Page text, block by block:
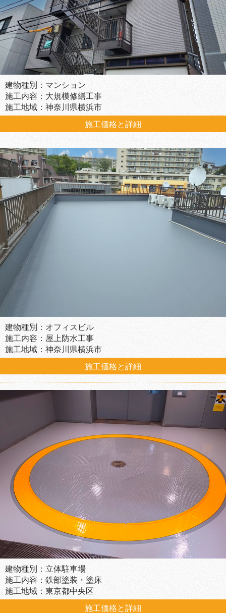
建物種別：マンション
施工内容：大規模修繕工事
施工地域：神奈川県横浜市
施工価格と詳細
建物種別：オフィスビル
施工内容：屋上防水工事
施工地域：神奈川県横浜市
施工価格と詳細
建物種別：立体駐車場
施工内容：鉄部塗装・塗床
施工地域：東京都中央区
施工価格と詳細